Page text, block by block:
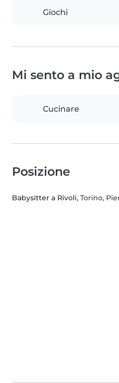
Giochi
Mi sento a mio
Cucinare
Posizione
Babysitter a Rivoli, Torino,